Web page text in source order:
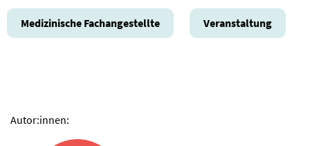
Medizinische Fachangestellte Veranstaltung
Autor:innen: